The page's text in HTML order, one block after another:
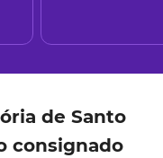
de Santo
consignado